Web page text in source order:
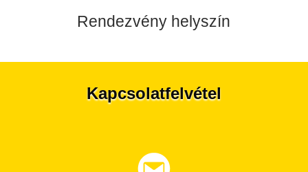
Rendezvény helyszín
Kapcsolatfelvétel